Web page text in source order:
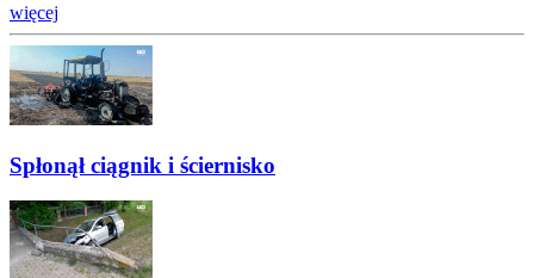
więcej
Spłonął ciągnik i ściernisko